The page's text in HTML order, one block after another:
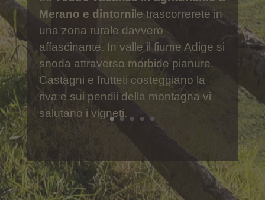
ristrutturazione sono terminati. Il
maso Tschengghof è
agricola con allevamento di
mucche da latte
. Mucche, maiali,
galline e gatti vivono al maso e
durante le vostre vacanze a Merano
e dintorni potrete partecipare
attivamente alla vita contadina e
richiesta è possibile portare il vostro
animale domestico. Appena al di là